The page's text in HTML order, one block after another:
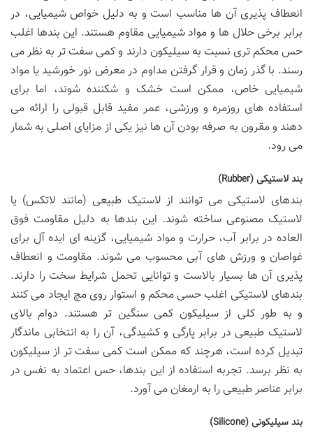
انعطاف پذیری آن ها مناسب است و به دلیل خواص شیمیایی، در
برابر برخی حلال ها و مواد شیمیایی مقاوم هستند. این بندها اغلب
حس محکم تری نسبت به سیلیکون دارند و کمی سفت تر به نظر می
رسند. با گذر زمان و قرار گرفتن مداوم در معرض نور خورشید یا مواد
شیمیایی خاص، ممکن است خشک و شکننده شوند، اما برای
استفاده های روزمره و ورزشی، عمر مفید قابل قبولی را ارائه می
دهند و مقرون به صرفه بودن آن ها نیز یکی از مزایای اصلی به شمار
می رود.
بند لاستیکی (Rubber)
بندهای لاستیکی می توانند از لاستیک طبیعی (مانند لاتکس) یا
لاستیک مصنوعی ساخته شوند. این بندها به دلیل مقاومت فوق
العاده در برابر آب، حرارت و مواد شیمیایی، گزینه ای ایده آل برای
غواصان و ورزش های آبی محسوب می شوند. مقاومت و انعطاف
پذیری آن ها بسیار بالاست و توانایی تحمل شرایط سخت را دارند.
بندهای لاستیکی اغلب حسی محکم و استوار روی مچ ایجاد می کنند
و به طور کلی از سیلیکون کمی سنگین تر هستند. دوام بالای
لاستیک طبیعی در برابر پارگی و کشیدگی، آن را به انتخابی ماندگار
تبدیل کرده است، هرچند که ممکن است کمی سفت تر از سیلیکون
به نظر برسد. تجربه استفاده از این بندها، حس اعتماد به نفس در
برابر عناصر طبیعی را به ارمغان می آورد.
بند سیلیکونی (Silicone)